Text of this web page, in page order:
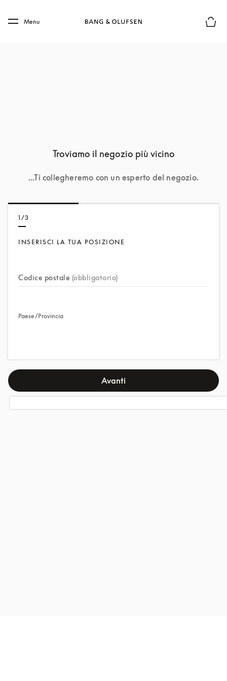
Skip to main footer
Menu
Troviamo il negozio più vicino
...Ti collegheremo con un esperto del negozio.
1/3
INSERISCI LA TUA POSIZIONE
Codice postale (obbligatorio)
Paese/Provincia
Avanti